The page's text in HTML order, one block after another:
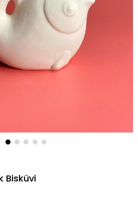
Bisküvi